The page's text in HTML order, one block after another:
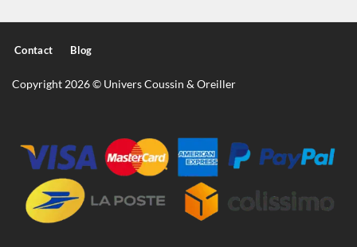
Contact Blog
Copyright 2026 © Univers Coussin & Oreiller